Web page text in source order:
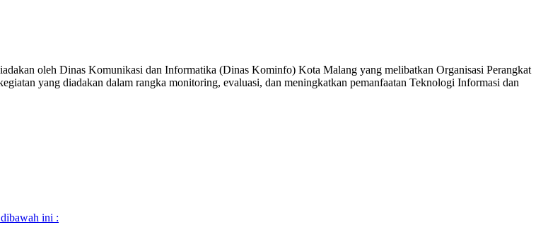
oleh Dinas Komunikasi dan Informatika (Dinas Kominfo) Kota Malang yang melibatkan Organisasi Perangkat
yang diadakan dalam rangka monitoring, evaluasi, dan meningkatkan pemanfaatan Teknologi Informasi dan
ini :